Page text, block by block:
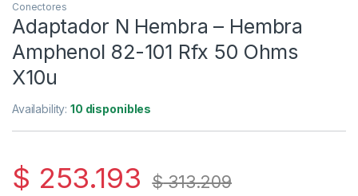
Conectores
Adaptador N Hembra – Hembra
Amphenol 82-101 Rfx 50 Ohms
X10u
Availability:10 disponibles
$ 253.193 $313.209